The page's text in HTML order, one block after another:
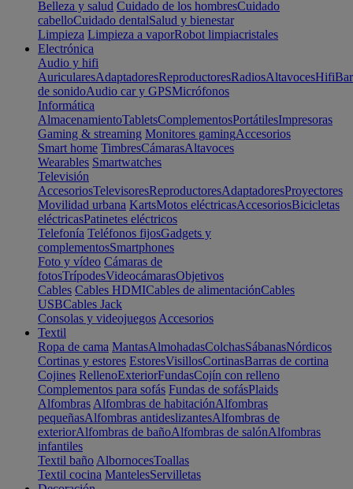
Belleza y salud Cuidado de los hombresCuidado
cabelloCuidado dentalSalud y bienestar
Limpieza Limpieza a vaporRobot limpiacristales
Electrónica
Audio y hifi
AuricularesAdaptadoresReproductoresRadiosAltavocesHifi
de sonidoAudio car y GPSMicrófonos
Informática
AlmacenamientoTabletsComplementosPortátilesImpresoras
Gaming & streaming Monitores gamingAccesorios
Smart home TimbresCámarasAltavoces
Wearables Smartwatches
Televisión
AccesoriosTelevisoresReproductoresAdaptadoresProyectores
Movilidad urbana KartsMotos eléctricasAccesoriosBicicletas
eléctricasPatinetes eléctricos
Telefonía Teléfonos fijosGadgets y
complementosSmartphones
Foto y vídeo Cámaras de
fotosTrípodesVideocámarasObjetivos
Cables Cables HDMICables de alimentaciónCables
USBCables Jack
Consolas y videojuegos Accesorios
Textil
Ropa de cama MantasAlmohadasColchasSábanasNórdicos
Cortinas y estores EstoresVisillosCortinasBarras de cortina
Cojines RellenoExteriorFundasCojín con relleno
Complementos para sofás Fundas de sofásPlaids
Alfombras Alfombras de habitaciónAlfombras
pequeñasAlfombras antideslizantesAlfombras de
exteriorAlfombras de bañoAlfombras de salónAlfombras
infantiles
Textil baño AlbornocesToallas
Textil cocina MantelesServilletas